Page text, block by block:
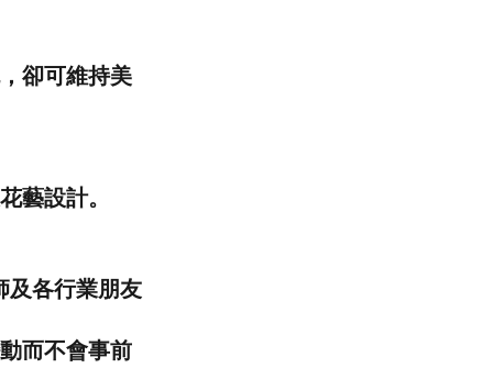
卻可維持美
藝設計。
及各行業朋友
而不會事前